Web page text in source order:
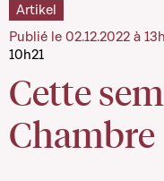
Cette
Chambre
Artikel
Publié le 02.12.2022 à
10h21